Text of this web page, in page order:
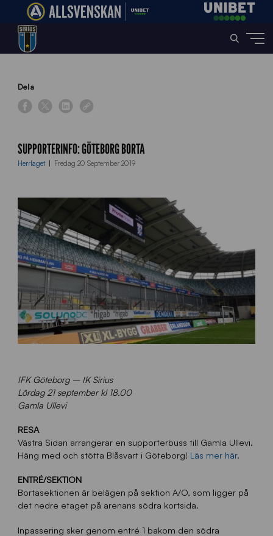
Home»
Dela
SUPPORTERINFO: GÖTEBORG BORTA
Herrlaget Fredag 20 September 2019
IFK Göteborg – IK Sirius
Lördag 21 september kl 18.00
Gamla Ullevi
RESA
Västra Sidan arrangerar en supporterbuss till Gamla Ullevi.
Häng med och stötta Blåsvart i Göteborg! Läs mer här.
ENTRÉ/SEKTION
Bortasektionen är belägen på sektion A/O, som ligger på
det nedre etaget på arenans södra kortsida.
Inpassering sker genom entré 1 bakom den södra